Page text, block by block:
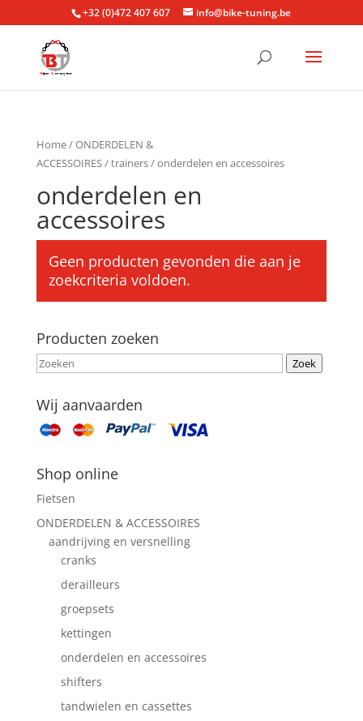
+32 (0)472 407 607 info@bike-tuning.be
Home/ONDERDELEN &
ACCESSOIRES/trainers/ onderdelen en accessoires
onderdelen en
accessoires
Geen producten gevonden die aan je
zoekcriteria voldoen.
Producten zoeken
Zoek
Wij aanvaarden
Shop online
Fietsen
ONDERDELEN & ACCESSOIRES
aandrijving en versnelling
cranks
derailleurs
groepsets
kettingen
onderdelen en accessoires
shifters
tandwielen en cassettes